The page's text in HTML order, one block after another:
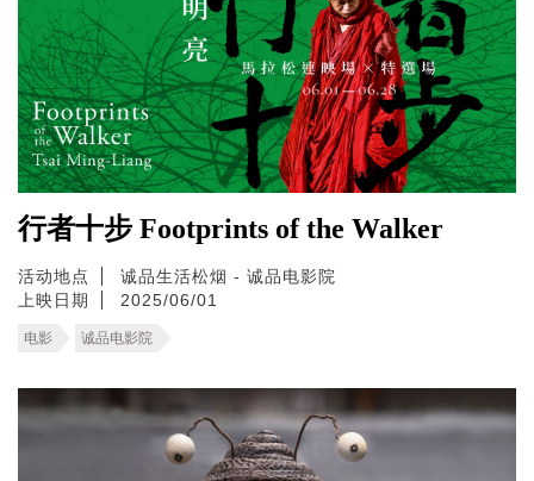
行者十步 Footprints of the Walker
活动地点
诚品生活松烟 - 诚品电影院
上映日期
2025/06/01
电影 诚品电影院